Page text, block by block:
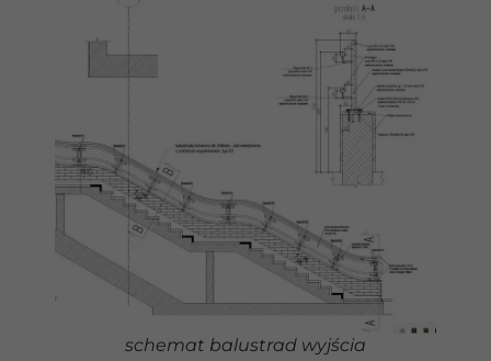
schemat balustrad wyjścia